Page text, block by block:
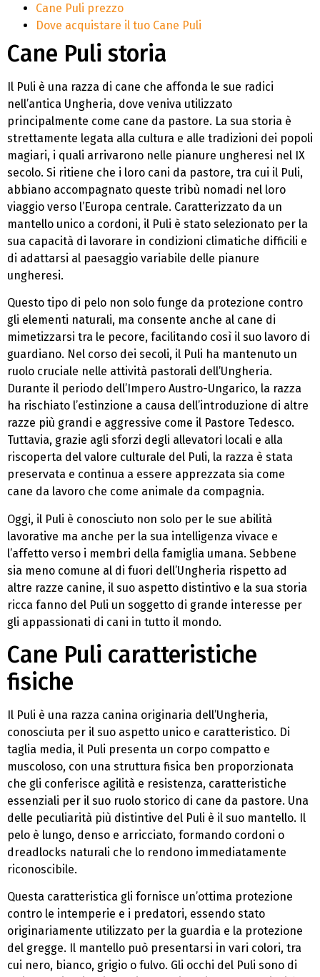
Cane Puli prezzo
Dove acquistare il tuo Cane Puli
Cane Puli storia
Il Puli è una razza di cane che affonda le sue radici
nell’antica Ungheria, dove veniva utilizzato
principalmente come cane da pastore. La sua storia è
strettamente legata alla cultura e alle tradizioni dei popoli
magiari, i quali arrivarono nelle pianure ungheresi nel IX
secolo. Si ritiene che i loro cani da pastore, tra cui il Puli,
abbiano accompagnato queste tribù nomadi nel loro
viaggio verso l’Europa centrale. Caratterizzato da un
mantello unico a cordoni, il Puli è stato selezionato per la
sua capacità di lavorare in condizioni climatiche difficili e
di adattarsi al paesaggio variabile delle pianure
ungheresi.
Questo tipo di pelo non solo funge da protezione contro
gli elementi naturali, ma consente anche al cane di
mimetizzarsi tra le pecore, facilitando così il suo lavoro di
guardiano. Nel corso dei secoli, il Puli ha mantenuto un
ruolo cruciale nelle attività pastorali dell’Ungheria.
Durante il periodo dell’Impero Austro-Ungarico, la razza
ha rischiato l’estinzione a causa dell’introduzione di altre
razze più grandi e aggressive come il Pastore Tedesco.
Tuttavia, grazie agli sforzi degli allevatori locali e alla
riscoperta del valore culturale del Puli, la razza è stata
preservata e continua a essere apprezzata sia come
cane da lavoro che come animale da compagnia.
Oggi, il Puli è conosciuto non solo per le sue abilità
lavorative ma anche per la sua intelligenza vivace e
l’affetto verso i membri della famiglia umana. Sebbene
sia meno comune al di fuori dell’Ungheria rispetto ad
altre razze canine, il suo aspetto distintivo e la sua storia
ricca fanno del Puli un soggetto di grande interesse per
gli appassionati di cani in tutto il mondo.
Cane Puli caratteristiche
fisiche
Il Puli è una razza canina originaria dell’Ungheria,
conosciuta per il suo aspetto unico e caratteristico. Di
taglia media, il Puli presenta un corpo compatto e
muscoloso, con una struttura fisica ben proporzionata
che gli conferisce agilità e resistenza, caratteristiche
essenziali per il suo ruolo storico di cane da pastore. Una
delle peculiarità più distintive del Puli è il suo mantello. Il
pelo è lungo, denso e arricciato, formando cordoni o
dreadlocks naturali che lo rendono immediatamente
riconoscibile.
Questa caratteristica gli fornisce un’ottima protezione
contro le intemperie e i predatori, essendo stato
originariamente utilizzato per la guardia e la protezione
del gregge. Il mantello può presentarsi in vari colori, tra
cui nero, bianco, grigio o fulvo. Gli occhi del Puli sono di